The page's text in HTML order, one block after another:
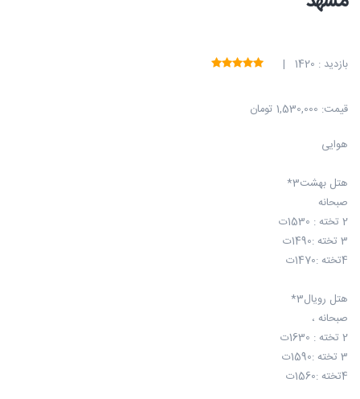
بازدید : 1420 |
قیمت: 1,530,000 تومان
هوایی
هتل بهشت3*
صبحانه
2 تخته : 1530ت
3 تخته :1490ت
4تخته :1470ت
هتل رویال3*
صبحانه ،
2 تخته : 1630ت
3 تخته :1590ت
4تخته :1560ت